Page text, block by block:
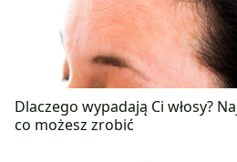
Dlaczego wypadają Ci włosy?
co możesz zrobić